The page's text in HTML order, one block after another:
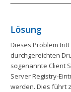
Lösung
Dieses Problem
durchgereichten
sogenannte Client
Server Registry-
werden. Dies führt